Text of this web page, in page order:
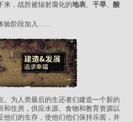
来，战胜被辐射腐化的地表 干旱
酸
验阶段加入……
。为人类最后的生还者们建造一个新的
和住房，供应水源、食物和教育资源以
他们的生存，使他们他们保持乐观，并